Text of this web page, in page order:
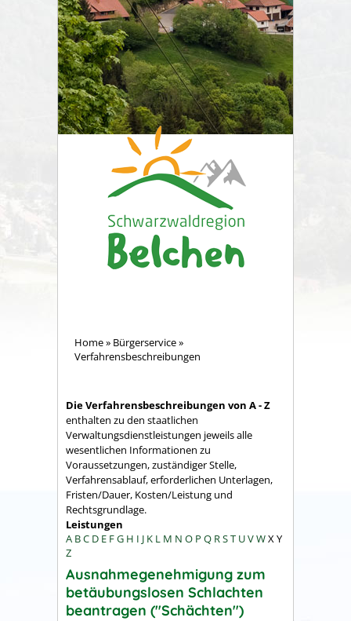
Home» Bürgerservice»
Verfahrensbeschreibungen
Die Verfahrensbeschreibungen von A - Z
enthalten zu den staatlichen
Verwaltungsdienstleistungen jeweils alle
wesentlichen Informationen zu
Voraussetzungen, zuständiger Stelle,
Verfahrensablauf, erforderlichen Unterlagen,
Fristen/Dauer, Kosten/Leistung und
Rechtsgrundlage.
Leistungen
A BC D E FG H I J K L M N O P Q RST UVWX Y
Z
Ausnahmegenehmigung zum
betäubungslosen Schlachten
beantragen ("Schächten")